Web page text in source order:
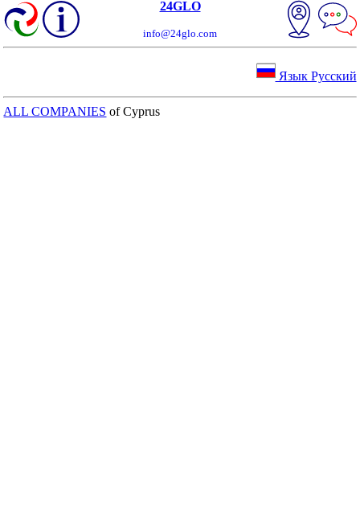
24GLO
info@24glo.com
Язык Русский
ALL COMPANIES of Cyprus